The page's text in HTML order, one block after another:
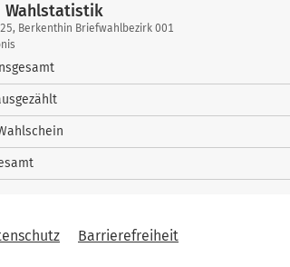
Wahlstatistik
Berkenthin Briefwahlbezirk 001
Barrierefreiheit